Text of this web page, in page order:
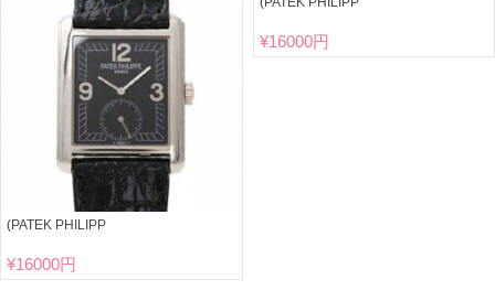
(PATEK PHILIPP
¥16000円
¥16000円